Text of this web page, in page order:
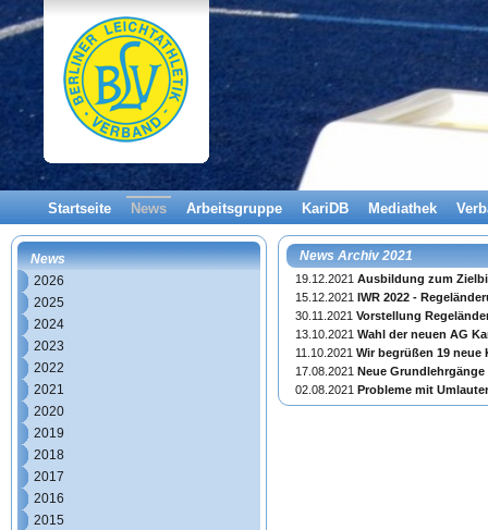
Startseite News Arbeitsgruppe KariDB Mediathek
News
2026
2025
2024
2023
2022
2021
2020
2019
2018
2017
2016
2015
News Archiv 2021
19.12.2021 Ausbildung zum
15.12.2021 IWR 2022 -
30.11.2021 Vorstellung
13.10.2021 Wahl der neuen AG
11.10.2021 Wir begrüßen 19 neue
17.08.2021 Neue Grundlehrgänge
02.08.2021 Probleme mit